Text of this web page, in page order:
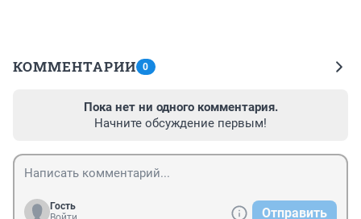
КОММЕНТАРИИ 0
Пока нет ни одного комментария.
Начните обсуждение первым!
Гость
Отправить